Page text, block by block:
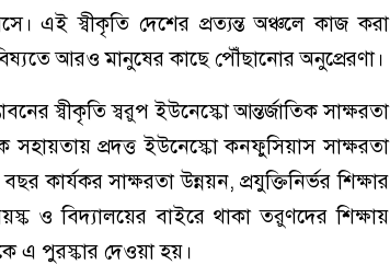
এই স্বীকৃতি দেশের প্রত্যন্ত অঞ্চলে কাজ করা
আরও মানুষের কাছে পৌঁছানোর অনুপ্রেরণা।
স্বীকৃতি স্বরুপ ইউনেস্কো আন্তর্জাতিক সাক্ষরতা
প্রদত্ত ইউনেস্কো কনফুসিয়াস সাক্ষরতা
কার্যকর সাক্ষরতা উন্নয়ন, প্রযুক্তিনির্ভর শিক্ষার
ও বিদ্যালয়ের বাইরে থাকা তরুণদের শিক্ষায়
এ পুরস্কার দেওয়া হয়।